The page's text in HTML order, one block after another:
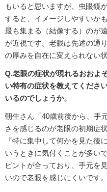
もいると思いますが、虫眼鏡
すると、イメージしやすいか
最も集まる（結像する）のが
が近視です。老眼は先述の通
の厚みを自在に変えられない
Q.老眼の症状が現れるおおよ
い特有の症状を教えてくださ
いるのでしょうか。
朝生さん「40歳前後から、手
さを感じるのが老眼の初期症
『特に集中して何かを見た後
いうときに気付くことが多い
ピントが合っており、手元を
いので老眼を感じにくいです。